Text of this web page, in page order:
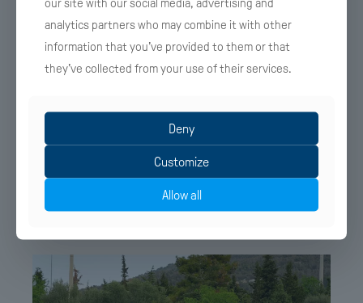
Δείτε πώς παρουσιάσαμε στο Newsit το
ολοκαίνουργιο και επερχόμενο ηλεκτρικό Toyota
our site with our social media, advertising and
analytics partners who may combine it with other
information that you’ve provided to them or that
they’ve collected from your use of their services.
Deny
Customize
Allow all